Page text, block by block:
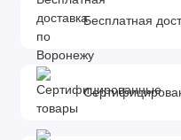
Бесплатная